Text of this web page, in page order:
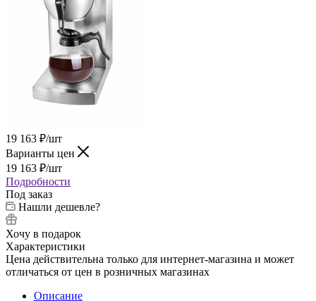
19 163 ₽/шт
Варианты цен
19 163 ₽/шт
Подробности
Под заказ
Нашли дешевле?
Хочу в подарок
Характеристики
Цена действительна только для интернет-магазина и может
отличаться от цен в розничных магазинах
Описание